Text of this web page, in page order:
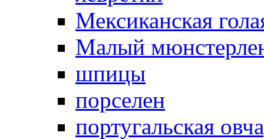
Мексиканская
Малый
шпицы
порселен
португальская